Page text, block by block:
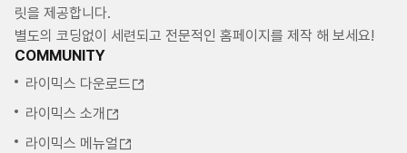
릿을 제공합니다.
별도의 코딩없이 세련되고 전문적인 홈페이지를 제작 해 보세요!
COMMUNITY
라이믹스 다운로드
라이믹스 소개
라이믹스 메뉴얼